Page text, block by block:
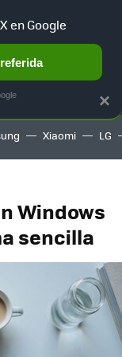
TERRITORIO
Xiaomi LG
Windows
sencilla
×
en Google